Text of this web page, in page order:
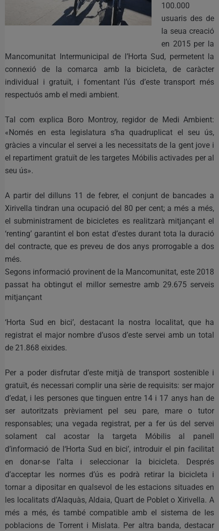
100.000
usuaris des de
la seua creació
en 2015 per la
Mancomunitat Intermunicipal de l’Horta Sud, permetent la
connexió de la comarca amb la bicicleta, de caràcter
individual i gratuït, i fomentant l’ús d’este transport més
respectuós amb el medi ambient.
Tal com explica Boro Montroy, regidor de Medi Ambient:
«Només en esta legislatura s’ha quadruplicat el seu ús,
gràcies a vincular el servei a les necessitats de la gent jove i
el repartiment gratuït de les targetes Móbilis activades per al
seu ús».
A partir del dilluns 11 de febrer, el conjunt de bancades a
Xirivella tindran una ocupació del 80 per cent; a més a més,
el subministrament de bicicletes es realitzarà mitjançant el
‘renting’ garantint el bon estat d’estes durant tota la duració
del contracte, que es preveu de dos anys prorrogable a dos
més.
Segons informació provinent de la Mancomunitat, este 2018
passat ha obtingut el millor semestre amb 29.675 serveis
mitjançant
‘Horta Sud en bici’, destacant la nostra localitat, que ha
registrat el major nombre d’usos d’este servei amb un total
de 21.868 eixides.
Per a poder disfrutar d’este mitjà de transport sostenible i
gratuït, és necessari complir una sèrie de requisits: ser major
d’edat, i les persones que tinguen entre 14 i 17 anys han de
ser autoritzats prèviament pel seu pare, mare o tutor
responsables; una vegada registrat, per a fer ús del servei
solament cal acostar la targeta Móbilis al panell
d’informació de l‘Horta Sud en bici’, introduir el pin facilitat
en donar-se l’alta i seleccionar la bicicleta. Després
d’acceptar les normes d’ús es podrà retirar la bicicleta i
tornar a dipositar en qualsevol de les estacions situades en
les localitats d’Alaquàs, Aldaia, Quart de Poblet o Xirivella. A
més a més, és també compatible amb el sistema de les
poblacions de Torrent i Mislata. Per altra banda, destacar